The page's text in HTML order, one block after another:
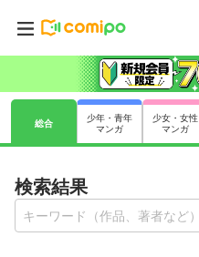
総合
少年・青年
マンガ
少女・女性
マンガ
検索結果